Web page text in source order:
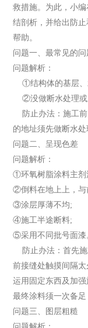
救措施。为此，小
结剖析，并给出防
帮助。
问题一、最常见的
问题解析：
①结构体的基层、
②没做断水处理或
防止办法：施工前
的地址须先做断水
问题二、呈现色差
问题解析：
①环氧树脂涂料主剂
②倒料在地上上，与
③涂层厚薄不均;
④施工半途断料;
⑤采用不同批号面漆
防止办法：首先施
前接缝处触摸间隔
运用固定东西及加
最终涂料须一次备足
问题三、图层粗糙